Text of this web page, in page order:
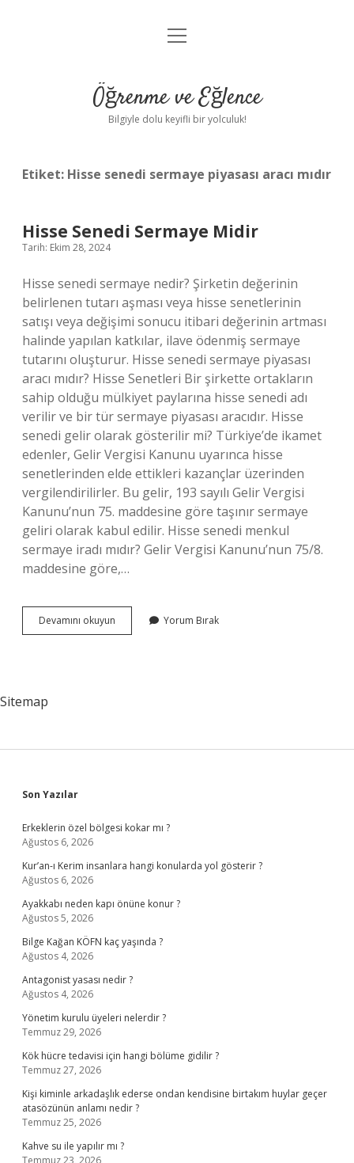
Anasayfa
Yasal Uyarı
menüyü
Öğrenme ve Eğlence
Bilgiyle dolu keyifli bir yolculuk!
Etiket: Hisse senedi sermaye piyasası aracı mıdır
Hisse Senedi Sermaye Midir
Tarih: Ekim 28, 2024
Hisse senedi sermaye nedir? Şirketin değerinin
belirlenen tutarı aşması veya hisse senetlerinin
satışı veya değişimi sonucu itibari değerinin artması
halinde yapılan katkılar, ilave ödenmiş sermaye
tutarını oluşturur. Hisse senedi sermaye piyasası
aracı mıdır? Hisse Senetleri Bir şirkette ortakların
sahip olduğu mülkiyet paylarına hisse senedi adı
verilir ve bir tür sermaye piyasası aracıdır. Hisse
senedi gelir olarak gösterilir mi? Türkiye’de ikamet
edenler, Gelir Vergisi Kanunu uyarınca hisse
senetlerinden elde ettikleri kazançlar üzerinden
vergilendirilirler. Bu gelir, 193 sayılı Gelir Vergisi
Kanunu’nun 75. maddesine göre taşınır sermaye
geliri olarak kabul edilir. Hisse senedi menkul
sermaye iradı mıdır? Gelir Vergisi Kanunu’nun 75/8.
maddesine göre,…
Devamını okuyun
Senedi
Yorum Bırak
Sitemap
Sidebar
Son Yazılar
Erkeklerin özel bölgesi kokar mı ?
Ağustos 6, 2026
Kur’an-ı Kerim insanlara hangi konularda yol gösterir ?
Ağustos 6, 2026
Ayakkabı neden kapı önüne konur ?
Ağustos 5, 2026
Bilge Kağan KÖFN kaç yaşında ?
Ağustos 4, 2026
Antagonist yasası nedir ?
Ağustos 4, 2026
Yönetim kurulu üyeleri nelerdir ?
Temmuz 29, 2026
Kök hücre tedavisi için hangi bölüme gidilir ?
Temmuz 27, 2026
Kişi kiminle arkadaşlık ederse ondan kendisine birtakım huylar geçer
atasözünün anlamı nedir ?
Temmuz 25, 2026
Kahve su ile yapılır mı ?
Temmuz 23, 2026